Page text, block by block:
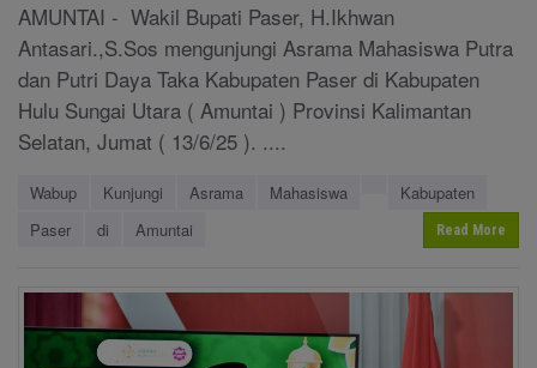
AMUNTAI - Wakil Bupati Paser, H.Ikhwan
Antasari.,S.Sos mengunjungi Asrama Mahasiswa Putra
dan Putri Daya Taka Kabupaten Paser di Kabupaten
Hulu Sungai Utara ( Amuntai ) Provinsi Kalimantan
Selatan, Jumat ( 13/6/25 ). ....
Wabup Kunjungi Asrama Mahasiswa
Kabupaten
Paser
di Amuntai Read More